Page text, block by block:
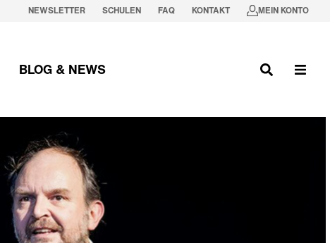
NEWSLETTER SCHULEN FAQ KONTAKT MEIN KONTO
BLOG & NEWS